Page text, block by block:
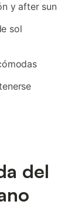
y after sun
sol
del